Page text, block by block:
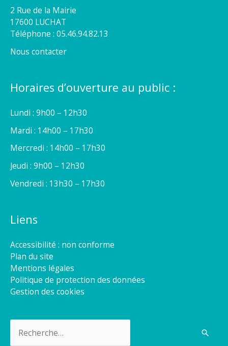
2 Rue de la Mairie
17600 LUCHAT
Téléphone : 05.46.94.82.13
Nous contacter
Horaires d’ouverture au public :
Lundi : 9h00 – 12h30
Mardi : 14h00 – 17h30
Mercredi : 14h00 – 17h30
Jeudi : 9h00 – 12h30
Vendredi : 13h30 – 17h30
Liens
Accessibilité : non conforme
Plan du site
Mentions légales
Politique de protection des données
Gestion des cookies